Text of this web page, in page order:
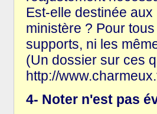
Est-elle destinée
ministère ? Pour
supports, ni les
(Un dossier sur ces
http://
4- Noter n'est pas